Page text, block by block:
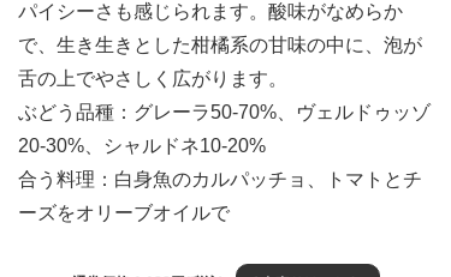
パイシーさも感じられます。酸味がなめらか
で、生き生きとした柑橘系の甘味の中に、泡が
舌の上でやさしく広がります。
ぶどう品種：グレーラ50-70%、ヴェルドゥッゾ
20-30%、シャルドネ10-20%
合う料理：白身魚のカルパッチョ、トマトとチ
ーズをオリーブオイルで